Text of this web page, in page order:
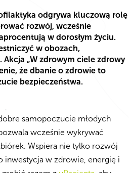
odgrywa kluczową rolę
rozwój, wcześnie
w dorosłym życiu.
w obozach,
„W zdrowym ciele zdrowy
że dbanie o zdrowie to
bezpieczeństwa.
samopoczucie młodych
wcześnie wykrywać
Wspiera nie tylko rozwój
inwestycja w zdrowie, energię i